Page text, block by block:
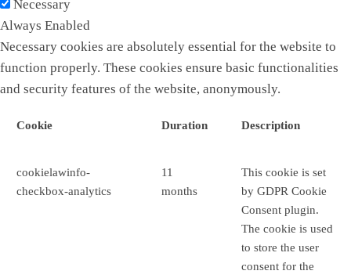
Necessary
Always Enabled
Necessary cookies are absolutely essential for the website to
function properly. These cookies ensure basic functionalities
and security features of the website, anonymously.
Cookie Duration Description
cookielawinfo-
checkbox-analytics
11
months
This cookie is set
by GDPR Cookie
Consent plugin.
The cookie is used
to store the user
consent for the